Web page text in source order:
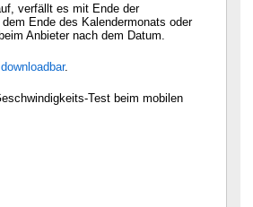
verfällt es mit Ende der
Ende des Kalendermonats oder
Anbieter nach dem Datum.
.
Test beim mobilen